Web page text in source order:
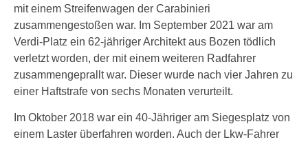
mit einem Streifenwagen der Carabinieri
zusammengestoßen war. Im September 2021 war am
Verdi-Platz ein 62-jähriger Architekt aus Bozen tödlich
verletzt worden, der mit einem weiteren Radfahrer
zusammengeprallt war. Dieser wurde nach vier Jahren zu
einer Haftstrafe von sechs Monaten verurteilt.
Im Oktober 2018 war ein 40-Jähriger am Siegesplatz von
einem Laster überfahren worden. Auch der Lkw-Fahrer